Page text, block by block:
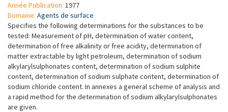
Année Publication: 1977
Domaine: Agents de surface
Specifies the following determinations for the substances to be
tested: Measurement of pH, determination of water content,
determination of free alkalinity or free acidity, determination of
matter extractable by light petroleum, determination of sodium
alkylarylsulphonates content, determination of sodium sulphite
content, determination of sodium sulphate content, determination of
sodium chloride content. In annexes a general scheme of analysis and
a rapid method for the determination of sodium alkylarylsulphonates
are given.